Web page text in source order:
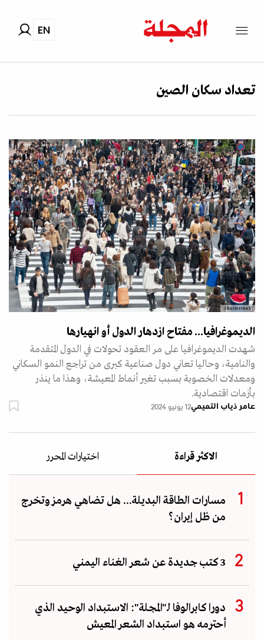
EN
تعداد سكان الصين
Shutterstock
الديموغرافيا... مفتاح ازدهار الدول أو انهيارها
شهدت الديموغرافيا على مر العقود تحولات في الدول المتقدمة
والنامية، وحاليا تعاني دول صناعية كبرى من تراجع النمو السكاني
ومعدلات الخصوبة بسبب تغير أنماط المعيشة، وهذا ما ينذر
بأزمات اقتصادية.
عامر ذياب التميمي12 يونيو 2024
الاكثر قراءة اختيارات المحرر
مسارات الطاقة البديلة... هل تضاهي هرمز وتخرج
من ظل إيران؟
3 كتب جديدة عن شعر الغناء اليمني
دورا كابرالوفا لـ"المجلة": الاستبداد الوحيد الذي
أحترمه هو استبداد الشعر المعيش